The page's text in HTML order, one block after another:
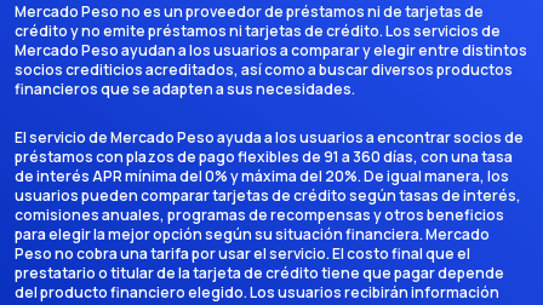
Mercado Peso no es un proveedor de préstamos ni de tarjetas de
crédito y no emite préstamos ni tarjetas de crédito. Los servicios de
Mercado Peso ayudan a los usuarios a comparar y elegir entre distintos
socios crediticios acreditados, así como a buscar diversos productos
financieros que se adapten a sus necesidades.
El servicio de Mercado Peso ayuda a los usuarios a encontrar socios de
préstamos con plazos de pago flexibles de 91 a 360 días, con una tasa
de interés APR mínima del 0% y máxima del 20%. De igual manera, los
usuarios pueden comparar tarjetas de crédito según tasas de interés,
comisiones anuales, programas de recompensas y otros beneficios
para elegir la mejor opción según su situación financiera. Mercado
Peso no cobra una tarifa por usar el servicio. El costo final que el
prestatario o titular de la tarjeta de crédito tiene que pagar depende
del producto financiero elegido. Los usuarios recibirán información